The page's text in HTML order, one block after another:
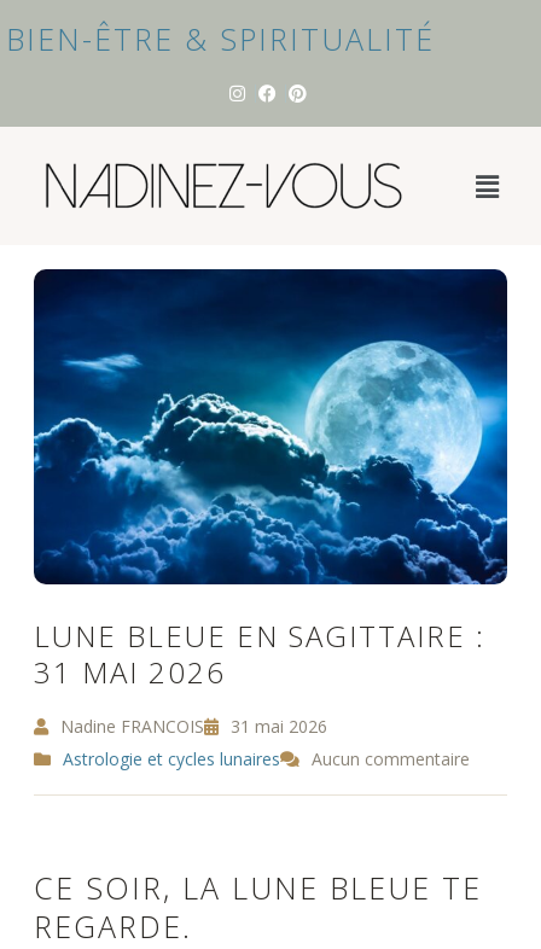
BIEN-ÊTRE & SPIRITUALITÉ
LUNE BLEUE EN SAGITTAIRE :
31 MAI 2026
Nadine FRANCOIS
31 mai 2026
Astrologie et cycles lunaires
Aucun commentaire
CE SOIR, LA LUNE BLEUE TE
REGARDE.